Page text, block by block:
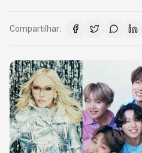
Compartilhar: